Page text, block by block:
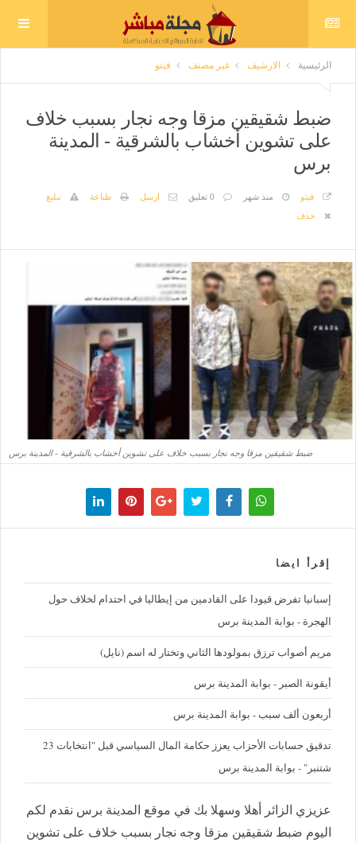
الرئيسية الارشيف غير مصنف فيتو
ضبط شقيقين مزقا وجه نجار بسبب خلاف
على تشوين أخشاب بالشرقية - المدينة
برس
فيتو منذ شهر 0 تعليق ارسل طباعة
تبليغ
حذف
ضبط شقيقين مزقا وجه نجار بسبب خلاف على تشوين أخشاب بالشرقية - المدينة برس
إقرأ ايضا
إسبانيا تفرض قيودا على القادمين من إيطاليا في احتدام لخلاف حول
الهجرة - بوابة المدينة برس
مريم أصواب ترزق بمولودها الثاني وتختار له اسم (نايل)
أيقونة الصبر - بوابة المدينة برس
أربعون ألف سبب - بوابة المدينة برس
تدقيق حسابات الأحزاب يعزز حكامة المال السياسي قبل "انتخابات 23
شتنبر" - بوابة المدينة برس
عزيزي الزائر أهلا وسهلا بك في موقع المدينة برس نقدم لكم
اليوم ضبط شقيقين مزقا وجه نجار بسبب خلاف على تشوين